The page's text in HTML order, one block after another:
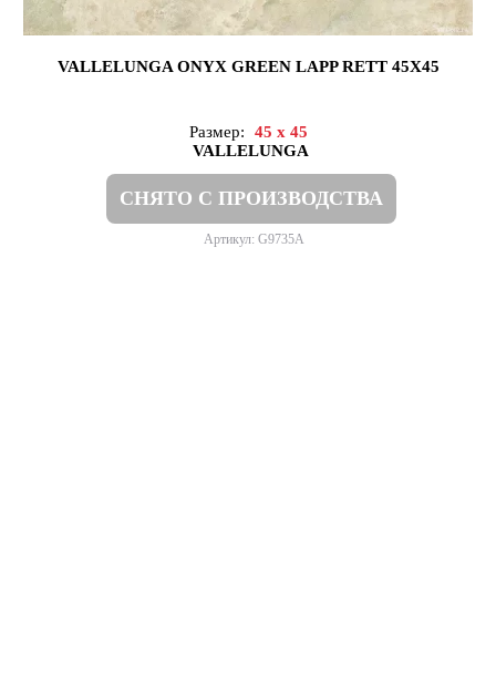
VALLELUNGA ONYX GREEN LAPP RETT 45X45
Размер:
45 x 45
VALLELUNGA
СНЯТО С ПРОИЗВОДСТВА
Артикул: G9735A